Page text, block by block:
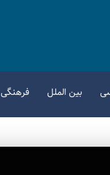
بین الملل فرهنگی